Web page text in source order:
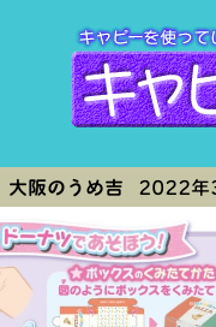
阪のうめ吉 2022年